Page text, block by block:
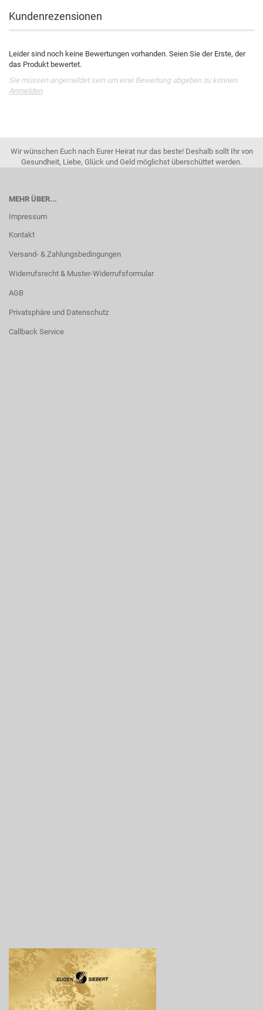
Kundenrezensionen
Leider sind noch keine Bewertungen vorhanden. Seien Sie der Erste, der
das Produkt bewertet.
Sie müssen angemeldet sein um eine Bewertung abgeben zu können.
Anmelden
Wir wünschen Euch nach Eurer Heirat nur das beste! Deshalb sollt Ihr von
Gesundheit, Liebe, Glück und Geld möglichst überschüttet werden.
MEHR ÜBER...
Impressum
Kontakt
Versand- & Zahlungsbedingungen
Widerrufsrecht & Muster-Widerrufsformular
AGB
Privatsphäre und Datenschutz
Callback Service